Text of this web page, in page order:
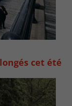
cet été